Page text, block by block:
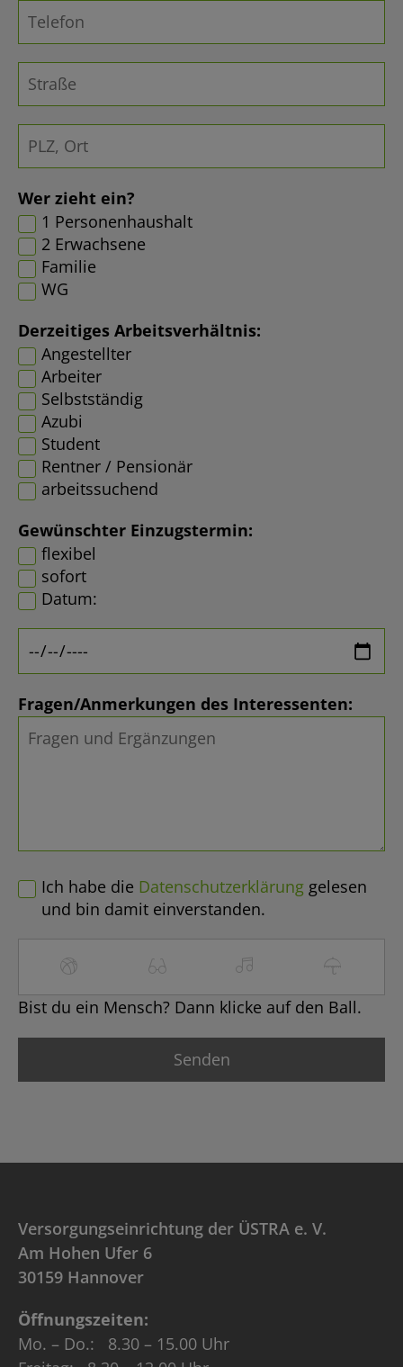
Wer zieht ein?
1 Personenhaushalt
2 Erwachsene
Familie
WG
Derzeitiges Arbeitsverhältnis:
Angestellter
Arbeiter
Selbstständig
Azubi
Student
Rentner / Pensionär
arbeitssuchend
Gewünschter Einzugstermin:
flexibel
sofort
Datum:
Fragen/Anmerkungen des Interessenten:
Ich habe die Datenschutzerklärung gelesen
und bin damit einverstanden.
Bist du ein Mensch? Dann klicke auf den Ball.
Versorgungseinrichtung der ÜSTRA e. V.
Am Hohen Ufer 6
30159 Hannover
Öffnungszeiten:
Mo. – Do.: 8.30 – 15.00 Uhr